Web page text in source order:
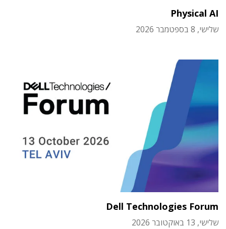
Physical AI
שלישי, 8 בספטמבר 2026
Dell Technologies Forum
שלישי, 13 באוקטובר 2026